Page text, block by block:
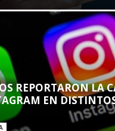
REPORTARON LA
EN